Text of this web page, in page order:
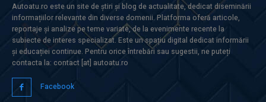
Autoatu.ro este un site de știri și blog de actualitate, dedicat diseminării
informațiilor relevante din diverse domenii. Platforma oferă articole,
reportaje și analize pe teme variate, de la evenimente recente la
subiecte de interes specializat. Este un spațiu digital dedicat informării
și educației continue. Pentru orice întrebări sau sugestii, ne puteți
contacta la: contact [at] autoatu.ro
Facebook